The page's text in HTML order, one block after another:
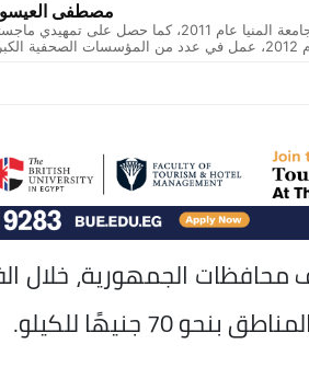
مصطفى
صحفي اقتصادي مصري، حاصل على ليسانس الآداب – قسم الإعلام من جامعة المنيا عام 2011، كما حصل على تمهيدي
الكبرى
الجمهورية، خلال
جنيهًا للكيلو.